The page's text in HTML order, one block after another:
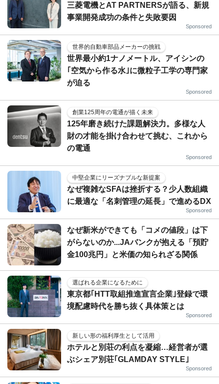
三菱電機とAT PARTNERSが語る、新規
事業開発成功の条件と失敗要因
Sponsored
世界的自動車部品メーカーの挑戦
世界最小約1ナノメートル、アイシンの
｢空気から作る水｣に微粒子工学の専門家
が迫る
Sponsored
創業125周年の電通が描く未来
125年磨き続けた課題解決力。多様な人
財の才能を掛け合わせて挑む、これから
の電通
Sponsored
中堅企業にリーズナブルな新提案
なぜ複雑なSFAは挫折する？少人数組織
に最適な「名刺管理の延長」で進めるDX
Sponsored
なぜ新米ができても「コメの値段」は下
がらないのか...JAバンクが抱える「預貯
金100兆円」と米価の知られざる関係
選ばれる企業になるために
東京都｢HTT取組推進宣言企業｣登録で環
境配慮時代を勝ち抜く具体策とは
Sponsored
新しい形の福利厚生として活用
ホテルと別荘の利点を凝縮…経営者が選
ぶシェア別荘｢GLAMDAY STYLE｣
Sponsored